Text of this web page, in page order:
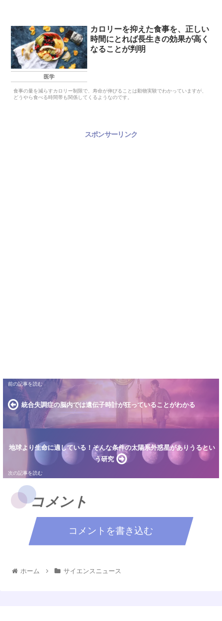
医学
カロリーを抑えた食事を、正しい
時間にとれば長生きの効果が高く
なることが判明
食事の量を減らすカロリー制限で、寿命が伸びることは動物実験でわかっていますが、
どうやら食べる時間帯も関係してくるようなのです。
スポンサーリンク
統合失調症の脳内では遺伝子時計が狂っていることがわかる
地球より生命に適している！そんな条件の太陽系外惑星がありうるとい
う研究
コメント
コメントを書き込む
ホーム サイエンスニュース